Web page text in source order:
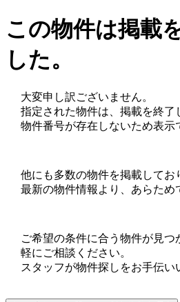
この物件は掲載
した。
大変申し訳ございません。
指定された物件は、掲載を終了
物件番号が存在しないため表示
他にも多数の物件を掲載してお
最新の物件情報より、あらため
ご希望の条件に合う物件が見つ
軽にご相談ください。
スタッフが物件探しをお手伝い